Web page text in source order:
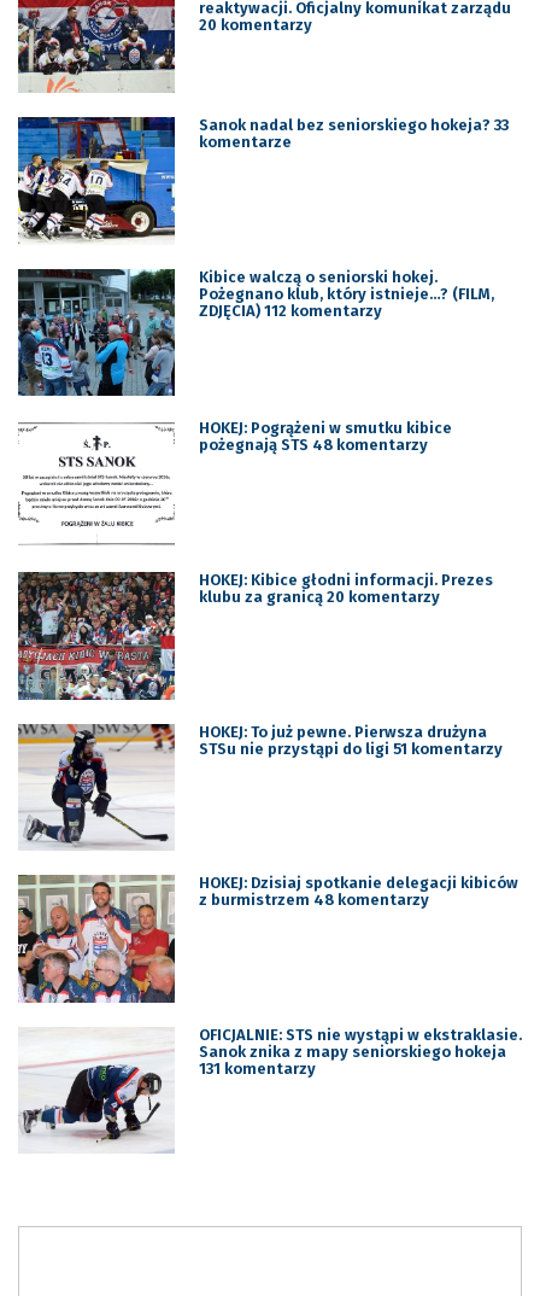
reaktywacji. Oficjalny komunikat zarządu
20 komentarzy
Sanok nadal bez seniorskiego hokeja? 33
komentarze
Kibice walczą o seniorski hokej.
Pożegnano klub, który istnieje…? (FILM,
ZDJĘCIA) 112 komentarzy
HOKEJ: Pogrążeni w smutku kibice
pożegnają STS 48 komentarzy
HOKEJ: Kibice głodni informacji. Prezes
klubu za granicą 20 komentarzy
HOKEJ: To już pewne. Pierwsza drużyna
STSu nie przystąpi do ligi 51 komentarzy
HOKEJ: Dzisiaj spotkanie delegacji kibiców
z burmistrzem 48 komentarzy
OFICJALNIE: STS nie wystąpi w ekstraklasie.
Sanok znika z mapy seniorskiego hokeja
131 komentarzy